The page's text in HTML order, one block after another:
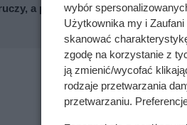
a po chwili nagle gryzie?
wybór
Użytkownika my i
skanować
zgodę na korzystanie z
ją zmienić/wycofać
rodzaje przetwarzania
przetwarzaniu.